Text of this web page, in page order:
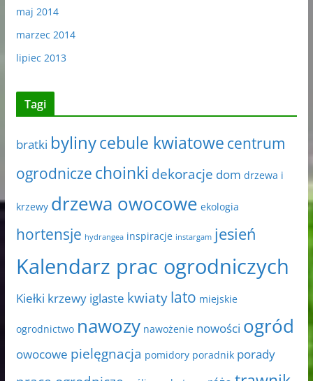
maj 2014
marzec 2014
lipiec 2013
Tagi
bratki bylinycebule kwiatowe centrum
ogrodnicze choinki dekoracje dom drzewa i
krzewy drzewa owocowe ekologia
hortensje hydrangea inspiracje instargam jesień
Kalendarz prac ogrodniczych
Kiełki krzewy iglaste kwiaty lato miejskie
ogrodnictwo nawozy nawożenie nowości ogród
owocowe pielęgnacja pomidory poradnik porady